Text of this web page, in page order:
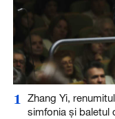
1
Zhang Yi,
simfonia și baletul